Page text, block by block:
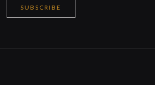
SUBSCRIBE